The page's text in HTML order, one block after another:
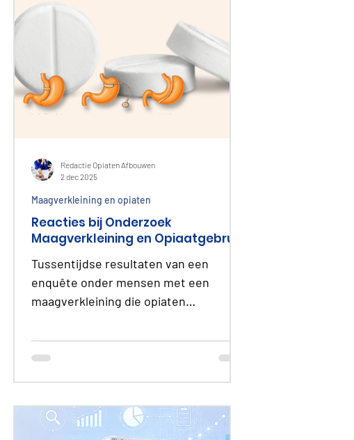
Reacties bij Onderzoek
Maagverkleining en Opiaatgebruik
Tussentijdse resultaten van een
enquête onder mensen met een
maagverkleining die opiaten
en afbouw?
Maagverkleining en opiaten
Redactie Opiaten Afbouwen
2 dec 2025